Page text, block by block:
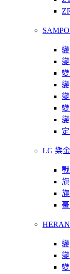
LG 樂金